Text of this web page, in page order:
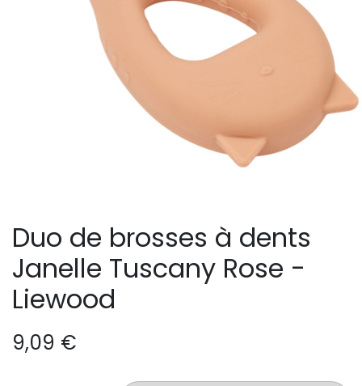
Duo de brosses à dents
Janelle Tuscany Rose -
Liewood
9,09 €